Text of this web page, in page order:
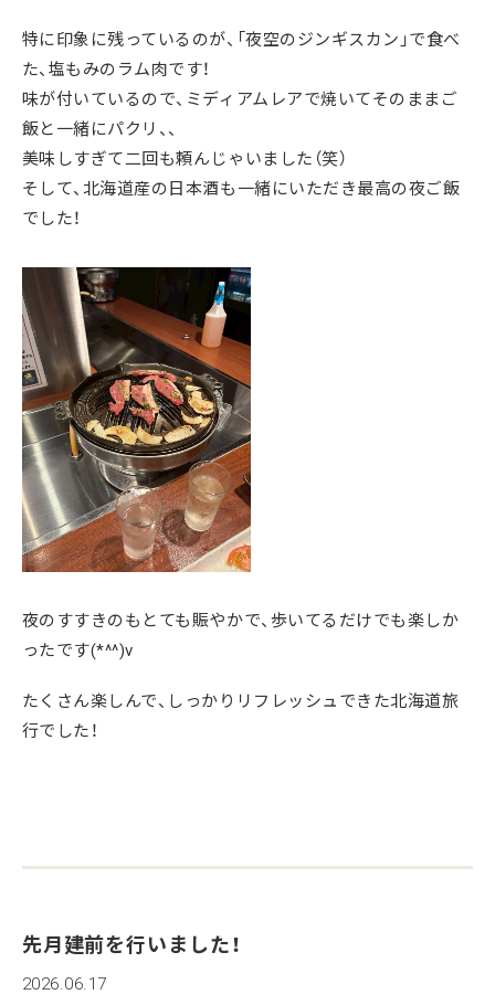
特に印象に残っているのが、「夜空のジンギスカン」で食べ
た、塩もみのラム肉です！
味が付いているので、ミディアムレアで焼いてそのままご
飯と一緒にパクリ、、
美味しすぎて二回も頼んじゃいました（笑）
そして、北海道産の日本酒も一緒にいただき最高の夜ご飯
でした！
夜のすすきのもとても賑やかで、歩いてるだけでも楽しか
ったです(*^^)v
たくさん楽しんで、しっかりリフレッシュできた北海道旅
行でした！
先月建前を行いました！
2026.06.17